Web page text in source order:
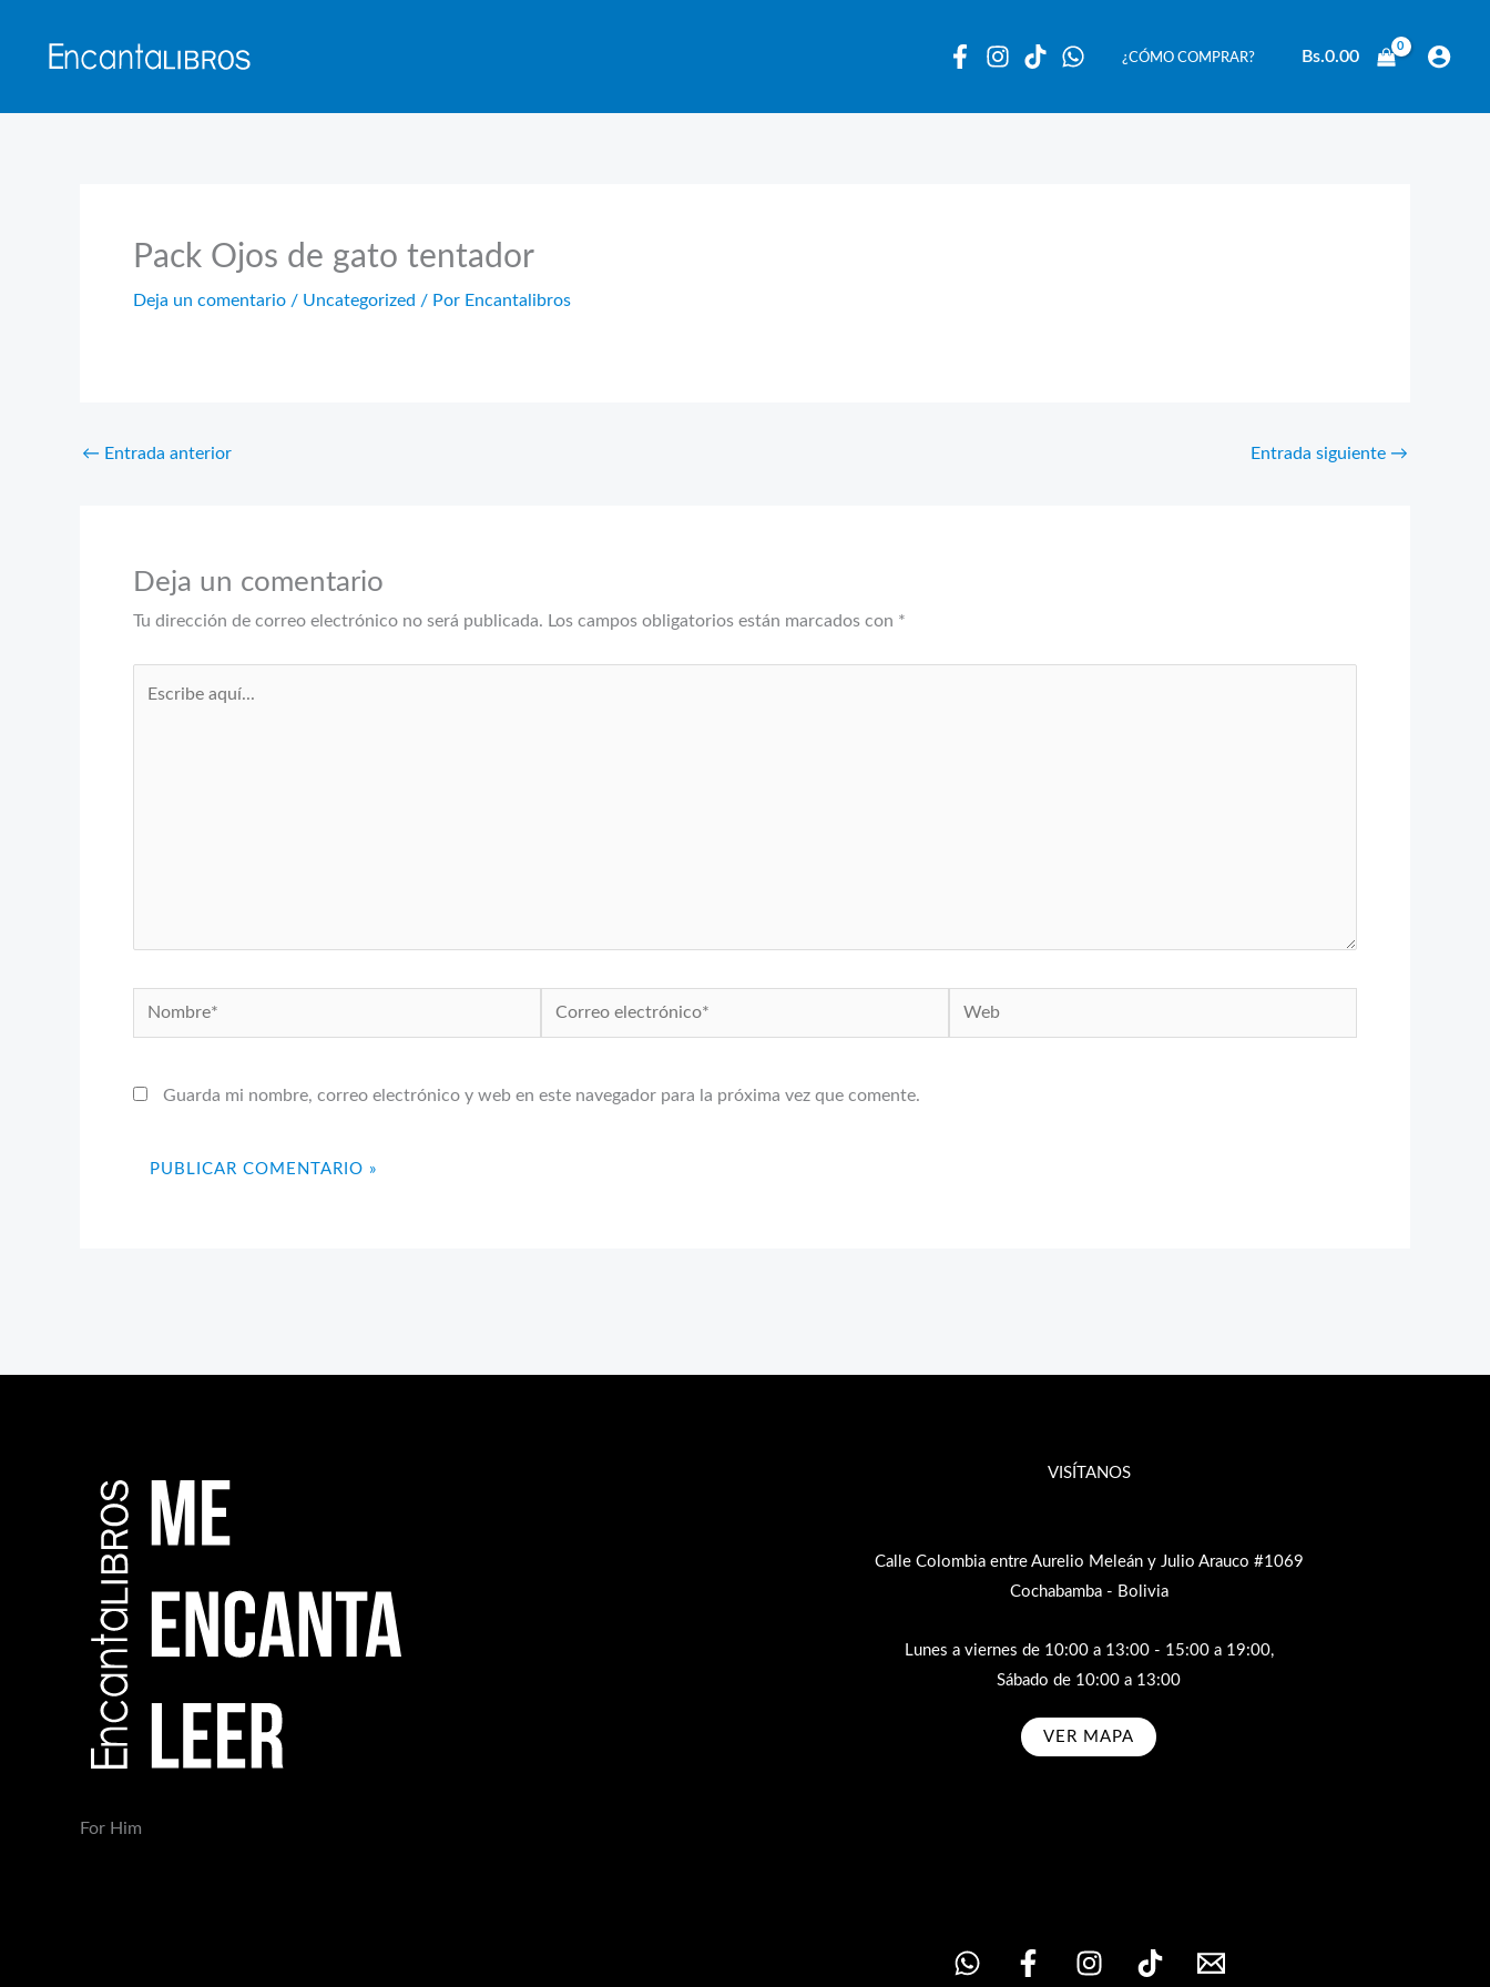
¿CÓMO COMPRAR? Bs.0.00
Pack Ojos de gato tentador
Deja un comentario / Uncategorized / Por Encantalibros
← Entrada anterior Entrada siguiente →
Deja un comentario
Tu dirección de correo electrónico no será publicada. Los campos obligatorios están marcados con *
Nombre*
Correo
electrónico*
Web
Guarda mi nombre, correo electrónico y web en este navegador para la próxima vez que comente.
For Him
VISÍTANOS
Calle Colombia entre Aurelio Meleán y Julio Arauco #1069
Cochabamba - Bolivia
Lunes a viernes de 10:00 a 13:00 - 15:00 a 19:00,
Sábado de 10:00 a 13:00
VER MAPA